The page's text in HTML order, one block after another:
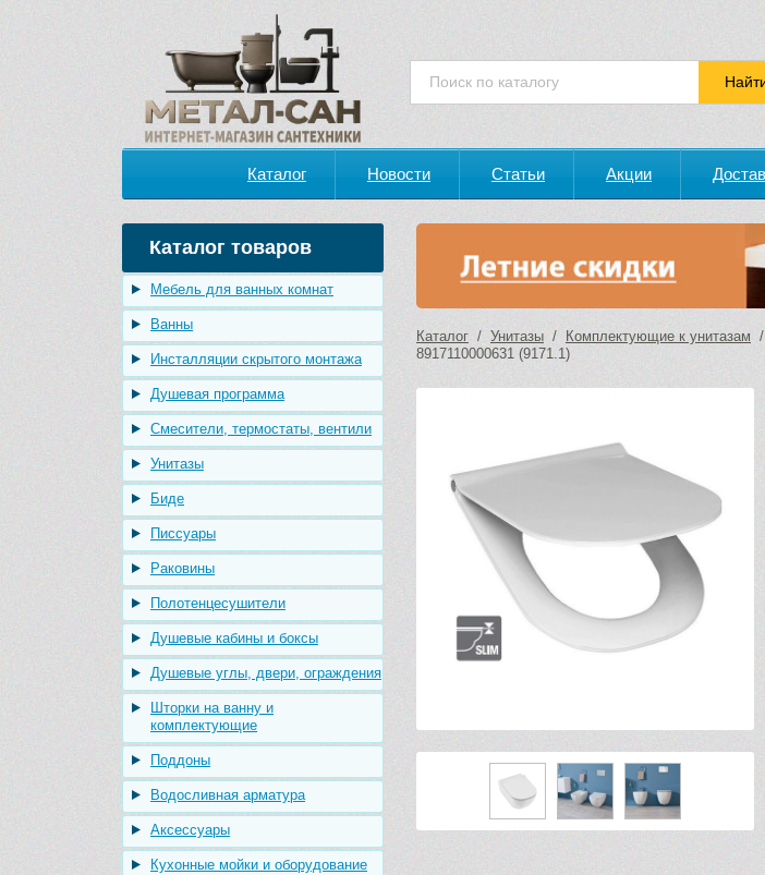
Каталог Новости Статьи Акции
Каталог товаров
Мебель для ванных комнат
Ванны
Инсталляции скрытого монтажа
Душевая программа
Смесители, термостаты, вентили
Унитазы
Биде
Писсуары
Раковины
Полотенцесушители
Душевые кабины и боксы
Душевые углы, двери, ограждения
Шторки на ванну и
комплектующие
Поддоны
Водосливная арматура
Аксессуары
Кухонные мойки и оборудование
Каталог / Унитазы / Комплектующие к унитазам
8917110000631 (9171.1)